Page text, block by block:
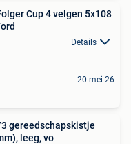
Cup 4 velgen 5x108
Details
20 mei 26
gereedschapskistje
leeg, vo